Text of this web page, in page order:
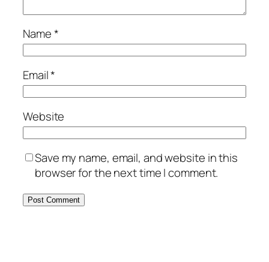
Name*
Email*
Website
Save my name, email, and website in this
browser for the next time I comment.